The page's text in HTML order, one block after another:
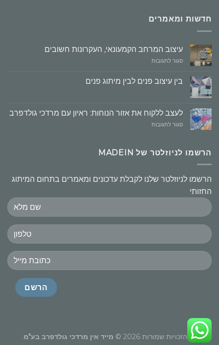
חדשות ומאמרים
עיצוב המרחב הקמעונאי, העקרונות חשובים
סגור לתגובותעל
הקמעונאי,
בין עיצוב פנים לבין מיתוג פנים
לעצב ללקוח את אזור הנוחות: ראיון עם מרדכי גולדפרב
סגור לתגובותעל
אזור
עם
גולדפרב
הרשמו לניוזלטר של MADEIN
הרשמו לניוזלטר שלנו לקבלת עדכונים ומאמרים בתחום המיתוג
החזותי
כל הזכויות שמורות 2026 © מייד אין מרדכי גולדפרב בע"מ